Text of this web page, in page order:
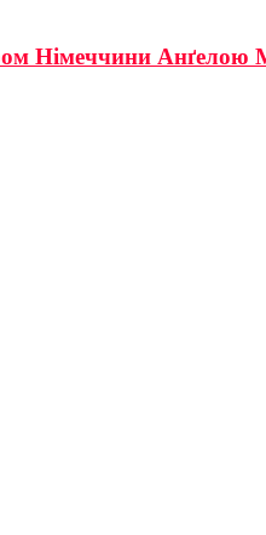
Німеччини Анґелою